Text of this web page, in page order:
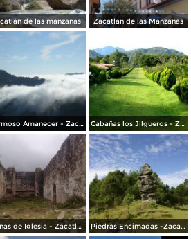
de las manzanas Zacatlán de las Manzanas
Hermoso Amanecer - Zacatlán Cabañas los Jilgueros - Zacatlán
Ruinas de Iglesia - Zacatlán Piedras Encimadas -Zacatlán